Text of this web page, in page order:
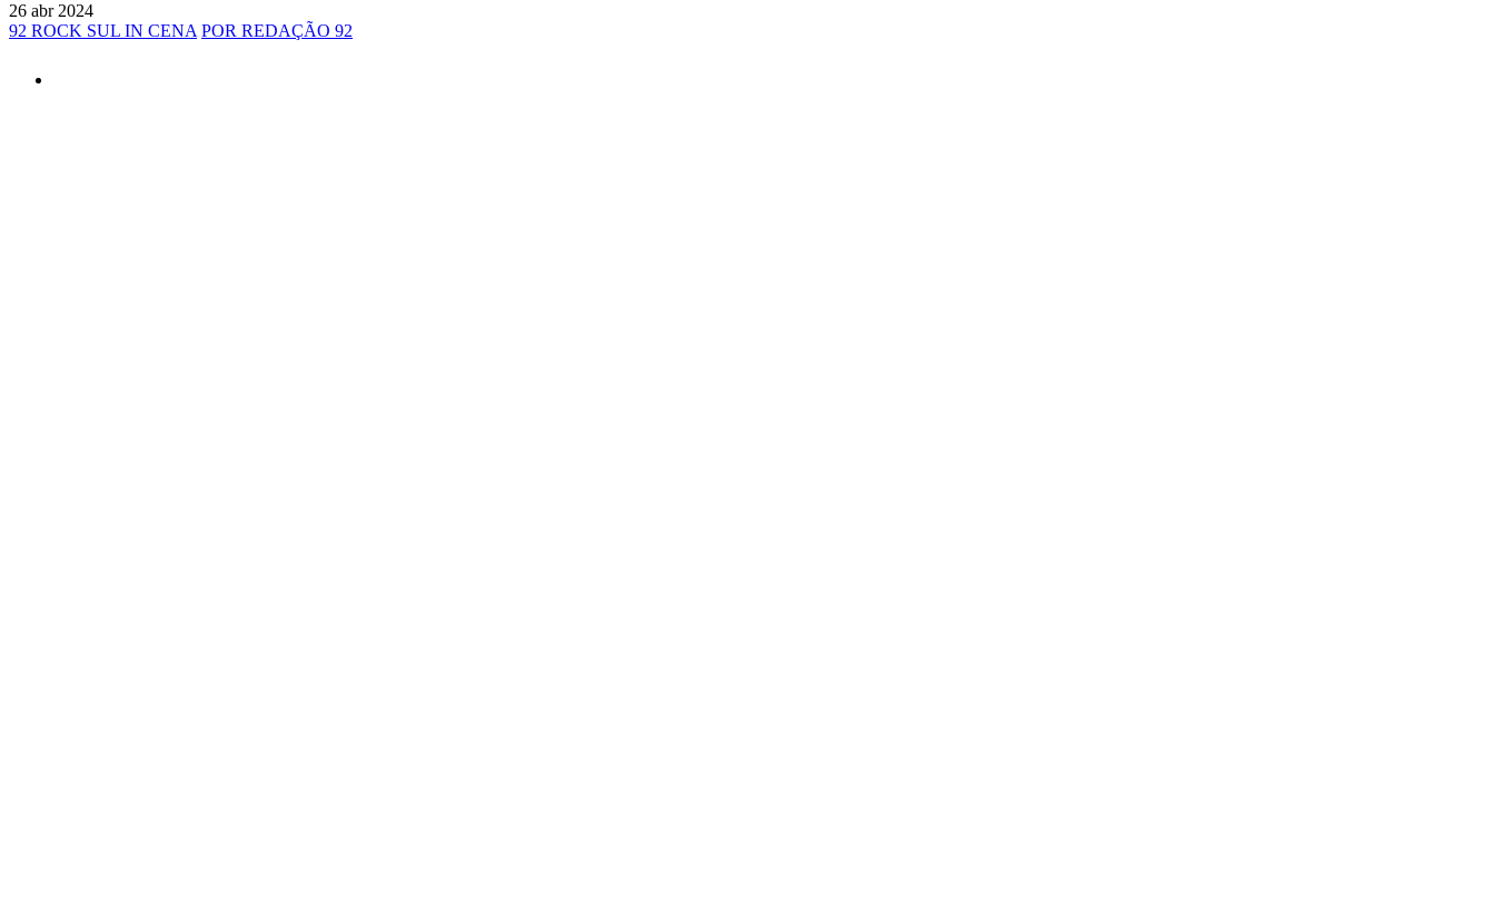
26 abr 2024
92 ROCK SUL IN CENA POR REDAÇÃO 92